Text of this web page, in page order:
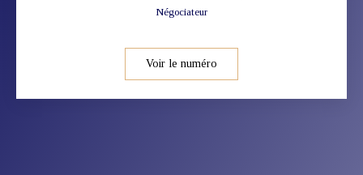
Négociateur
Voir le numéro